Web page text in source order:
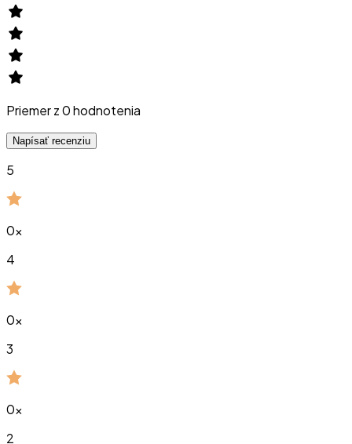
Priemer z0hodnotenia
Napísať recenziu
5
0x
4
0x
3
0x
2